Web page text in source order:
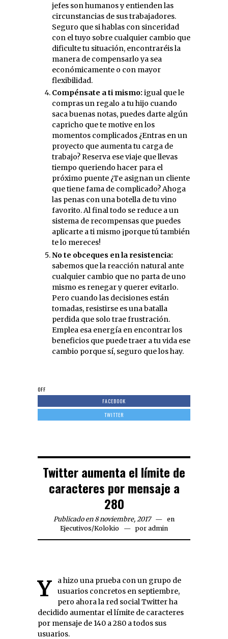
jefes son humanos y entienden las
circunstancias de sus trabajadores.
Seguro que si hablas con sinceridad
con el tuyo sobre cualquier cambio que
dificulte tu situación, encontraréis la
manera de compensarlo ya sea
económicamente o con mayor
flexibilidad.
Compénsate a ti mismo: igual que le
compras un regalo a tu hijo cuando
saca buenas notas, puedes darte algún
capricho que te motive en los
momentos complicados ¿Entras en un
proyecto que aumenta tu carga de
trabajo? Reserva ese viaje que llevas
tiempo queriendo hacer para el
próximo puente ¿Te asignan un cliente
que tiene fama de complicado? Ahoga
las penas con una botella de tu vino
favorito. Al final todo se reduce a un
sistema de recompensas que puedes
aplicarte a ti mismo ¡porque tú también
te lo mereces!
No te obceques en la resistencia:
sabemos que la reacción natural ante
cualquier cambio que no parta de uno
mismo es renegar y querer evitarlo.
Pero cuando las decisiones están
tomadas, resistirse es una batalla
perdida que solo trae frustración.
Emplea esa energía en encontrar los
beneficios que puede traer a tu vida ese
cambio porque sí, seguro que los hay.
OFF
FACEBOOK
TWITTER
Twitter aumenta el límite de
caracteres por mensaje a
280
Publicado en 8 noviembre, 2017
en
Ejecutivos/Kolokio por admin
Ya hizo una prueba con un grupo de
usuarios concretos en septiembre,
pero ahora la red social Twitter ha
decidido aumentar el límite de caracteres
por mensaje de 140 a 280 a todos sus
usuarios.